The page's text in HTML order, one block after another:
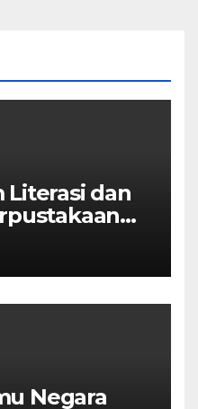
Literasi dan
Negara